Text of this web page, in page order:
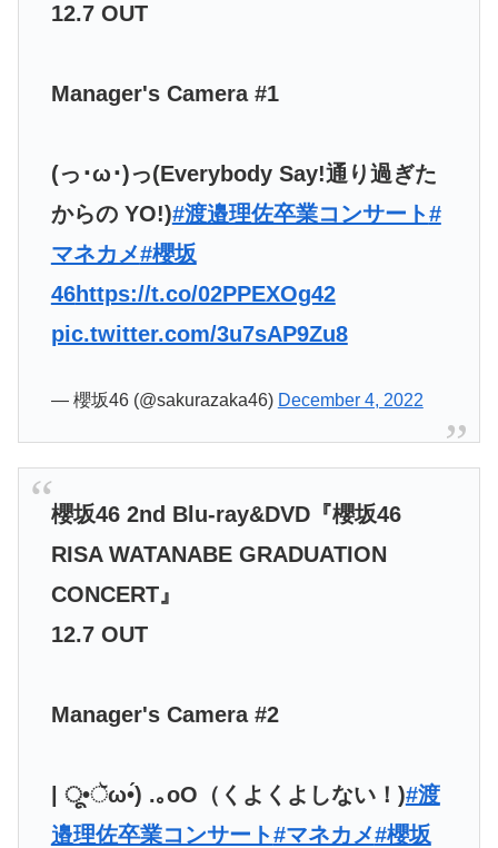
12.7 OUT
Manager's Camera #1
(っ･ω･)っ(Everybody Say!通り過ぎた
からの YO!)#渡邉理佐卒業コンサート#
マネカメ#櫻坂
46https://t.co/02PPEXOg42
pic.twitter.com/3u7sAP9Zu8
— 櫻坂46 (@sakurazaka46) December 4, 2022
櫻坂46 2nd Blu-ray&DVD『櫻坂46
RISA WATANABE GRADUATION
CONCERT』
12.7 OUT
Manager's Camera #2
| ू•ૅω•́) .｡oO（くよくよしない！)#渡
邉理佐卒業コンサート#マネカメ#櫻坂